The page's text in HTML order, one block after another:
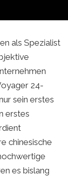
bei Offenblende
als Spezialist
24-
sein erstes
erstes
chinesische
es bislang